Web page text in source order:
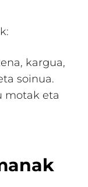
kargua,
soinua.
motak eta